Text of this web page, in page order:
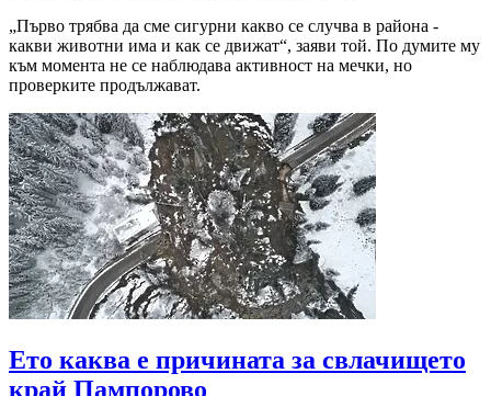
„Първо трябва да сме сигурни какво се случва в района -
какви животни има и как се движат“, заяви той. По думите му
към момента не се наблюдава активност на мечки, но
проверките продължават.
Ето каква е причината за свлачището
край Пампорово